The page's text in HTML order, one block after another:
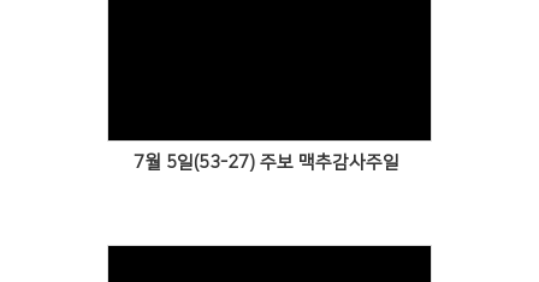
7월 5일(53-27) 주보 맥추감사주일